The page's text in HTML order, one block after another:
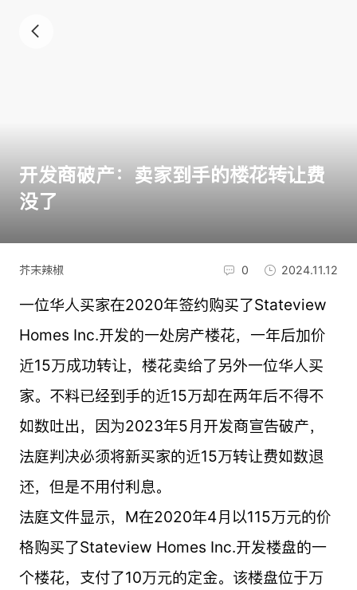
开发商破产：卖家到手的楼花转让费
没了
芥末辣椒 0 2024.11.12
一位华人买家在2020年签约购买了Stateview
Homes Inc.开发的一处房产楼花，一年后加价
近15万成功转让，楼花卖给了另外一位华人买
家。不料已经到手的近15万却在两年后不得不
如数吐出，因为2023年5月开发商宣告破产，
法庭判决必须将新买家的近15万转让费如数退
还，但是不用付利息。
法庭文件显示，M在2020年4月以115万元的价
格购买了Stateview Homes Inc.开发楼盘的一
个楼花，支付了10万元的定金。该楼盘位于万